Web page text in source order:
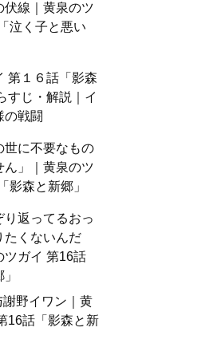
伏線｜黄泉のツ
泣く子と悪い
第１６話「影森
すじ・解説｜イ
の戦闘
世に不要なもの
ん」｜黄泉のツ
影森と新郷」
り返ってるおっ
たくないんだ
ツガイ 第16話
野イワン｜黄
16話「影森と新